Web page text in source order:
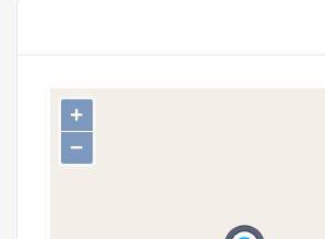
+
−